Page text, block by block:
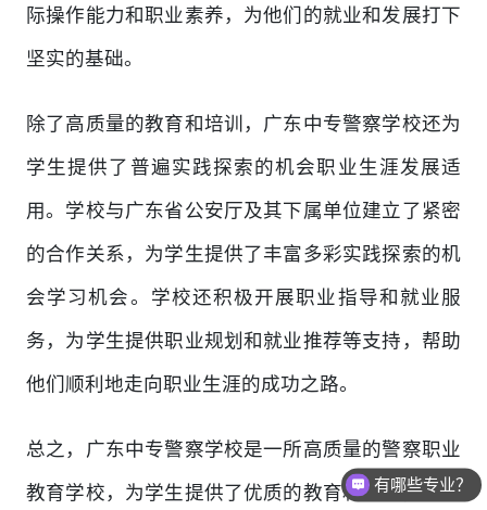
际操作能力和职业素养，为他们的就业和发展打下
坚实的基础。
除了高质量的教育和培训，广东中专警察学校还为
学生提供了普遍实践探索的机会职业生涯发展适
用。学校与广东省公安厅及其下属单位建立了紧密
的合作关系，为学生提供了丰富多彩实践探索的机
会学习机会。学校还积极开展职业指导和就业服
务，为学生提供职业规划和就业推荐等支持，帮助
他们顺利地走向职业生涯的成功之路。
总之，广东中专警察学校是一所高质量的警察职业
教育学校，为学生提供了优质的教育和培训，为他
有哪些专业？